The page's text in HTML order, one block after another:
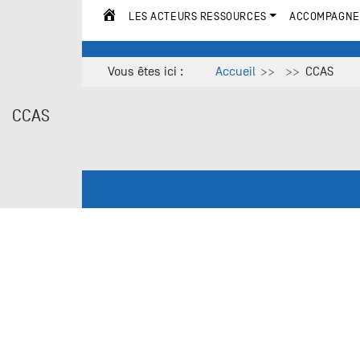
ACCUEIL
LES ACTEURS RESSOURCES
Vous êtes ici : Accueil CCAS
CCAS